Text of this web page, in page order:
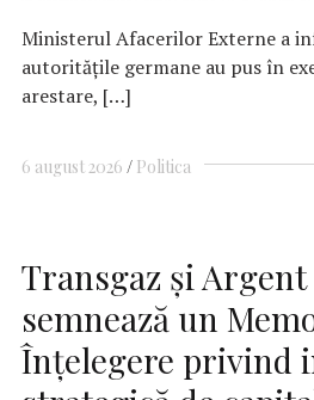
Ministerul Afacerilor Externe a
autorităţile germane au pus în
arestare, […]
6 august 2026 Politica
Transgaz și Argent
semnează un
Înțelegere privind